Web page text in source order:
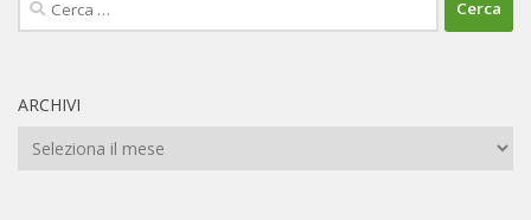
per:
ARCHIVI
Archivi